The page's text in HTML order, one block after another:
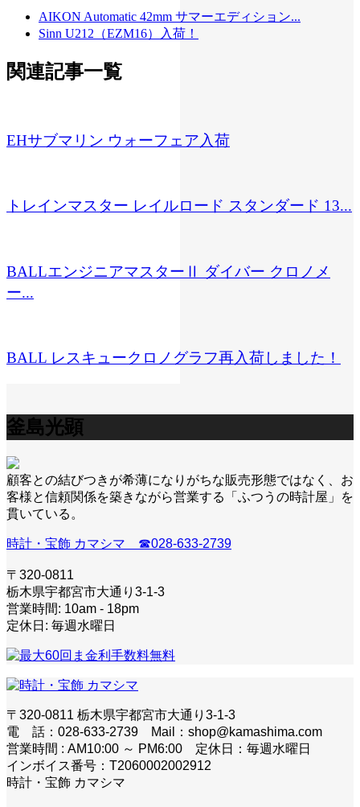
AIKON Automatic 42mm サマーエディション...
Sinn U212（EZM16）入荷！
関連記事一覧
EHサブマリン ウォーフェア入荷
トレインマスター レイルロード スタンダード 13...
BALLエンジニアマスターⅡ ダイバー クロノメ
ー...
BALL レスキュークロノグラフ再入荷しました！
釜島光顕
顧客との結びつきが希薄になりがちな販売形態ではなく、お
客様と信頼関係を築きながら営業する「ふつうの時計屋」を
貫いている。
時計・宝飾 カマシマ ☎028-633-2739
〒320-0811
栃木県宇都宮市大通り3-1-3
営業時間: 10am - 18pm
定休日: 毎週水曜日
〒320-0811 栃木県宇都宮市大通り3-1-3
電 話：028-633-2739 Mail：shop@kamashima.com
営業時間 : AM10:00 ～ PM6:00 定休日：毎週水曜日
インボイス番号：T2060002002912
時計・宝飾 カマシマ